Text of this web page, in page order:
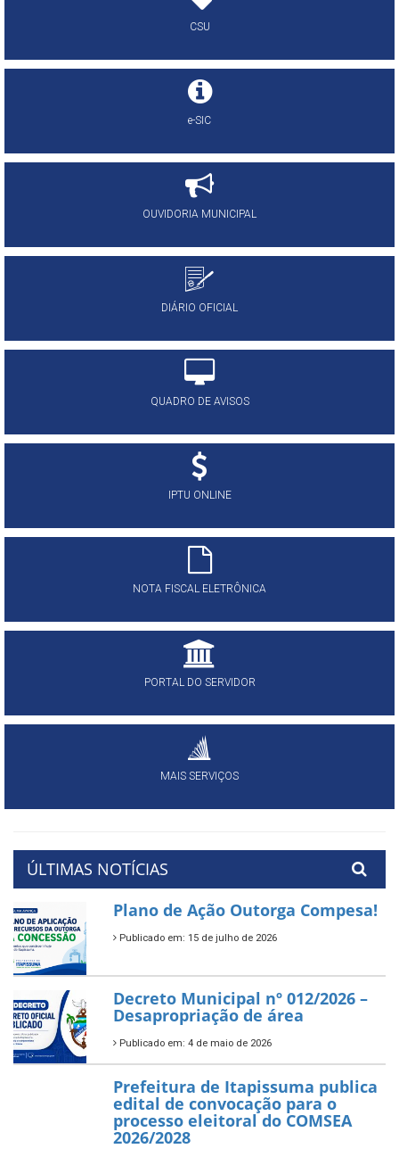
CSU
e-SIC
OUVIDORIA MUNICIPAL
DIÁRIO OFICIAL
QUADRO DE AVISOS
IPTU ONLINE
NOTA FISCAL ELETRÔNICA
PORTAL DO SERVIDOR
MAIS SERVIÇOS
ÚLTIMAS NOTÍCIAS
Plano de Ação Outorga Compesa!
Publicado em: 15 de julho de 2026
Decreto Municipal nº 012/2026 –
Desapropriação de área
Publicado em: 4 de maio de 2026
Prefeitura de Itapissuma publica
edital de convocação para o
processo eleitoral do COMSEA
2026/2028